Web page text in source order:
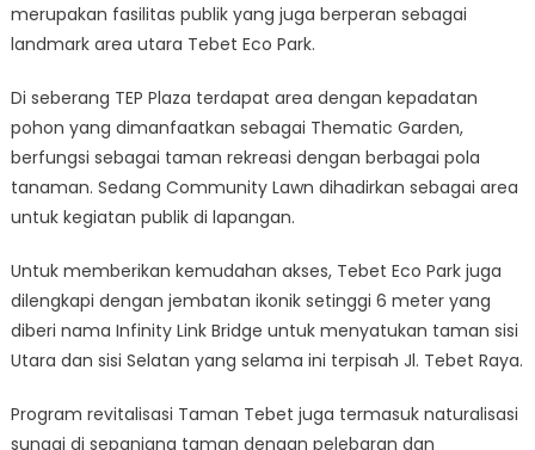
merupakan fasilitas publik yang juga berperan sebagai
landmark area utara Tebet Eco Park.
Di seberang TEP Plaza terdapat area dengan kepadatan
pohon yang dimanfaatkan sebagai Thematic Garden,
berfungsi sebagai taman rekreasi dengan berbagai pola
tanaman. Sedang Community Lawn dihadirkan sebagai area
untuk kegiatan publik di lapangan.
Untuk memberikan kemudahan akses, Tebet Eco Park juga
dilengkapi dengan jembatan ikonik setinggi 6 meter yang
diberi nama Infinity Link Bridge untuk menyatukan taman sisi
Utara dan sisi Selatan yang selama ini terpisah Jl. Tebet Raya.
Program revitalisasi Taman Tebet juga termasuk naturalisasi
sungai di sepanjang taman dengan pelebaran dan